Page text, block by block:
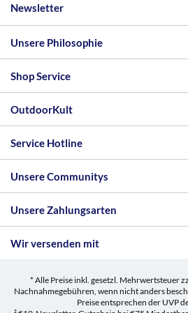
Newsletter
Unsere Philosophie
Shop Service
OutdoorKult
Service Hotline
Unsere Communitys
Unsere Zahlungsarten
Wir versenden mit
* Alle Preise inkl. gesetzl. Mehrwertsteuer
Nachnahmegebühren, wenn nicht anders
Preise entsprechen der UVP